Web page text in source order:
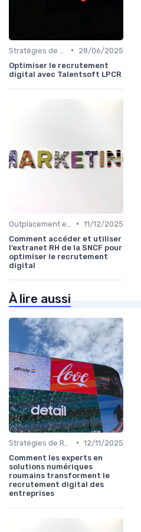
•
28/06/2025
Optimiser le recrutement
digital avec Talentsoft LPCR
• 11/12/2025
Comment accéder et utiliser
l’extranet RH de la SNCF pour
optimiser le recrutement
digital
À lire aussi
• 12/11/2025
Comment les experts en
solutions numériques
roumains transforment le
recrutement digital des
entreprises